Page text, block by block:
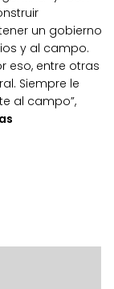
un gobierno
y al campo.
eso, entre otras
Siempre le
al campo”,